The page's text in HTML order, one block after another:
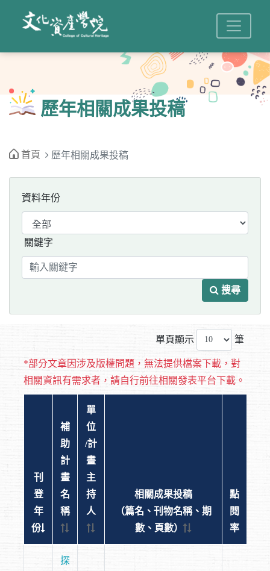
歷年相關成果投稿
首頁 歷年相關成果投稿
資料年份
關鍵字
搜尋
單頁顯示 筆
*部分文章因涉及版權問題，無法提供檔案下載，對
相關資訊有需求者，請自行前往相關發表平台下載。
刊
登
年
份
補
助
計
畫
名
稱
單
位
/計
畫
主
持
人
相關成果投稿
（篇名、刊物名稱、期
數、頁數）
點
閱
率
探